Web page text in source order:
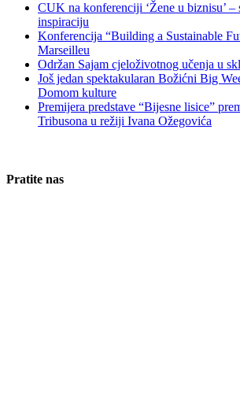
CUK na konferenciji ‘Žene u biznisu’ –
inspiraciju
Konferencija “Building a Sustainable
Marseilleu
Održan Sajam cjeloživotnog učenja u
Još jedan spektakularan Božićni Big
Domom kulture
Premijera predstave “Bijesne lisice”
Tribusona u režiji Ivana Ožegovića
Pratite nas